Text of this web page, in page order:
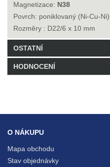
Magnetizace: N38
Povrch: poniklovaný (Ni-Cu-Ni)
Rozměry : D22/6 x 10 mm
OSTATNÍ
Kód: UGKR220610N
HODNOCENÍ
O NÁKUPU
Mapa obchodu
Stav objednávky